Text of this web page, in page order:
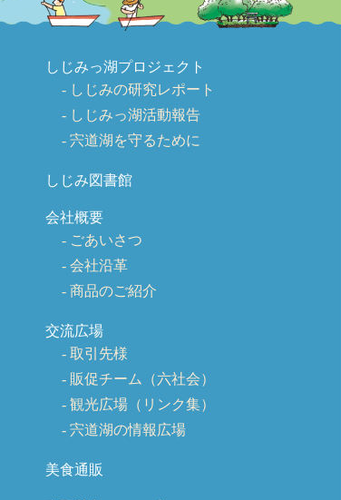
しじみっ湖プロジェクト
しじみの研究レポート
しじみっ湖活動報告
宍道湖を守るために
しじみ図書館
会社概要
ごあいさつ
会社沿革
商品のご紹介
交流広場
取引先様
販促チーム（六社会）
観光広場（リンク集）
宍道湖の情報広場
美食通販